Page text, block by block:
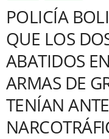
POLICÍA
QUE LOS
ABATIDOS
ARMAS DE
TENÍAN